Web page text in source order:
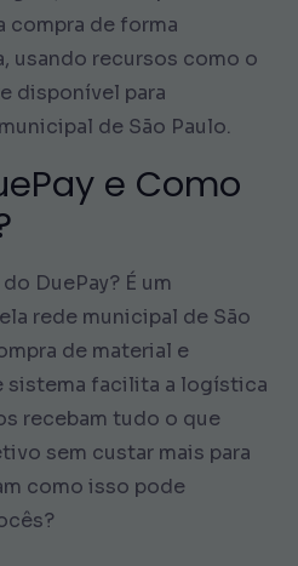
compra de forma
usando recursos como o
disponível para
de São Paulo.
e Como
DuePay? É um
rede municipal de São
de material e
sistema facilita a logística
recebam tudo o que
sem custar mais para
como isso pode